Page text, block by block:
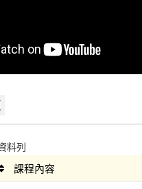
料列
課程內容